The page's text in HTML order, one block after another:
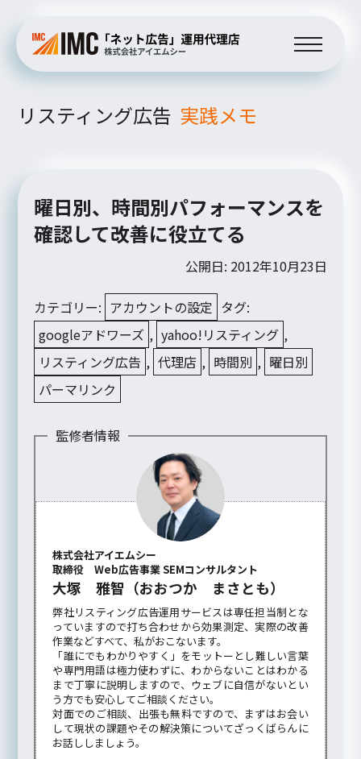
リスティング広告 実践メモ
曜日別、時間別パフォーマンスを
確認して改善に役立てる
公開日: 2012年10月23日
カテゴリー: アカウントの設定 タグ:
googleアドワーズ , yahoo!リスティング ,
リスティング広告 , 代理店 , 時間別 , 曜日別
パーマリンク
監修者情報
株式会社アイエムシー
取締役 Web広告事業 SEMコンサルタント
大塚 雅智（おおつか まさとも）
弊社リスティング広告運用サービスは専任担当制とな
っていますので打ち合わせから効果測定、実際の改善
作業などすべて、私がおこないます。
「誰にでもわかりやすく」をモットーとし難しい言葉
や専門用語は極力使わずに、わからないことはわかる
まで丁寧に説明しますので、ウェブに自信がないとい
う方でも安心してご相談ください。
対面でのご相談、出張も無料ですので、まずはお会い
して現状の課題やその解決策についてざっくばらんに
お話ししましょう。